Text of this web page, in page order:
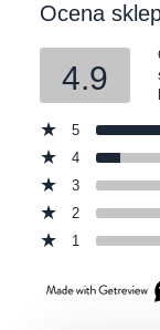
Ocena
4.9
5
4
3
2
1